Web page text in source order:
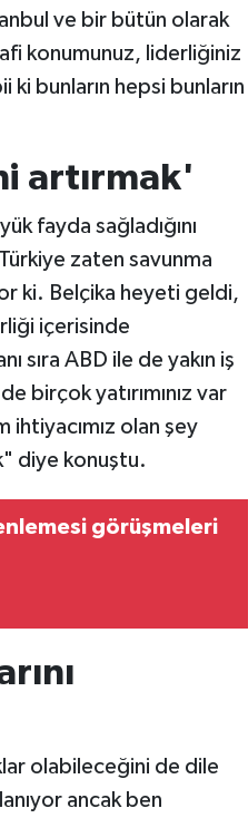
ve bir bütün olarak
konumunuz, liderliğiniz
bunların hepsi bunların
artırmak'
fayda sağladığını
zaten savunma
ki. Belçika heyeti geldi,
içerisinde
sıra ABD ile de yakın iş
birçok yatırımınız var
olan şey
diye konuştu.
görüşmeleri
olabileceğini de dile
ancak ben